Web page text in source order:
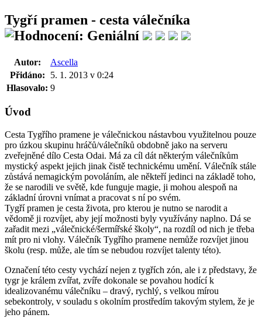
Tygří pramen - cesta válečníka
Autor:
Ascella
Přidáno:
5. 1. 2013 v 0:24
Hlasovalo: 9
Úvod
Cesta Tygřího pramene je válečnickou nástavbou využitelnou pouze
pro úzkou skupinu hráčů/válečníků obdobně jako na serveru
zveřejněné dílo Cesta Odai. Má za cíl dát některým válečníkům
mystický aspekt jejich jinak čistě technickému umění. Válečník stále
zůstává nemagickým povoláním, ale někteří jedinci na základě toho,
že se narodili ve světě, kde funguje magie, ji mohou alespoň na
základní úrovni vnímat a pracovat s ní po svém.
Tygří pramen je cesta života, pro kterou je nutno se narodit a
vědomě ji rozvíjet, aby její možnosti byly využívány naplno. Dá se
zařadit mezi „válečnické/šermířské školy“, na rozdíl od nich je třeba
mít pro ni vlohy. Válečník Tygřího pramene nemůže rozvíjet jinou
školu (resp. může, ale tím se nebudou rozvíjet talenty této).
Označení této cesty vychází nejen z tygřích zón, ale i z představy, že
tygr je králem zvířat, zvíře dokonale se povahou hodící k
idealizovanému válečníku – dravý, rychlý, s velkou mírou
sebekontroly, v souladu s okolním prostředím takovým stylem, že je
jeho pánem.